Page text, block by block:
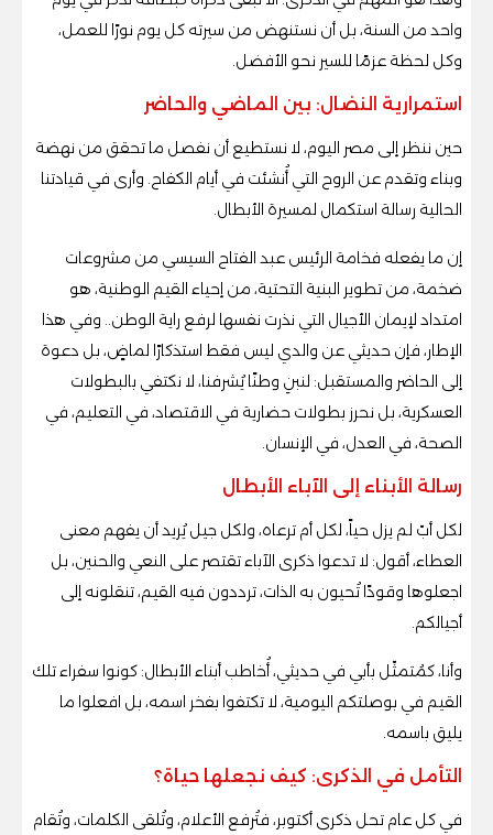
واحد من السنة، بل أن نستنهض من سيرته كل يوم نورًا للعمل،
وكل لحظة عزمًا للسير نحو الأفضل.
استمرارية النضال: بين الماضي والحاضر
حين ننظر إلى مصر اليوم، لا نستطيع أن نفصل ما تحقق من نهضة
وبناء وتقدم عن الروح التي أُنشئت في أيام الكفاح. وأرى في قيادتنا
الحالية رسالة استكمال لمسيرة الأبطال.
إن ما يفعله فخامة الرئيس عبد الفتاح السيسي من مشروعات
ضخمة، من تطوير البنية التحتية، من إحياء القيم الوطنية، هو
امتداد لإيمان الأجيال التي نذرت نفسها لرفع راية الوطن.. وفي هذا
الإطار، فإن حديثي عن والدي ليس فقط استذكارًا لماضٍ، بل دعوة
إلى الحاضر والمستقبل: لنبنِ وطنًا يُشرفنا، لا نكتفي بالبطولات
العسكرية، بل نحرز بطولات حضارية في الاقتصاد، في التعليم، في
الصحة، في العدل، في الإنسان.
رسالة الأبناء إلى الآباء الأبطال
لكل أبّ لم يزل حياً، لكل أم ترعاه، ولكل جيل يُريد أن يفهم معنى
العطاء، أقول: لا تدعوا ذكرى الآباء تقتصر على النعي والحنين، بل
اجعلوها وقودًا تُحيون به الذات، ترددون فيه القيم، تنقلونه إلى
أجيالكم.
وأنا، كمُتمثّل بأبي في حديثي، أُخاطب أبناء الأبطال: كونوا سفراء تلك
القيم في بوصلتكم اليومية، لا تكتفوا بفخر اسمه، بل افعلوا ما
يليق باسمه.
التأمل في الذكرى: كيف نجعلها حياة؟
في كل عام تحل ذكرى أكتوبر، فتُرفع الأعلام، وتُلقى الكلمات، وتُقام